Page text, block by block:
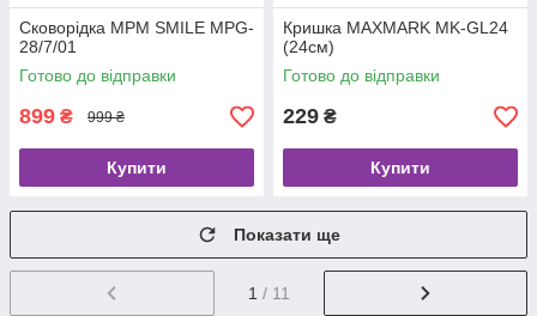
Сковорідка MPM SMILE MPG-
28/7/01
Готово до відправки
899 ₴ 999 ₴
Купити
Кришка MAXMARK MK-GL24
(24см)
Готово до відправки
229 ₴
Купити
Показати ще
1 / 11